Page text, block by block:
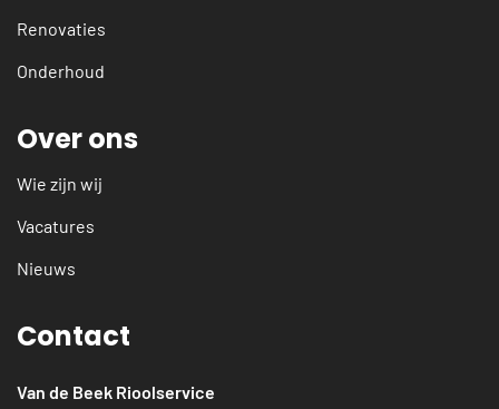
Renovaties
Onderhoud
Over ons
Wie zijn wij
Vacatures
Nieuws
Contact
Van de Beek Rioolservice